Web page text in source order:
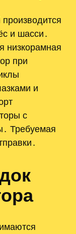
и шасси․
низкорамная
при
и
с
Требуемая